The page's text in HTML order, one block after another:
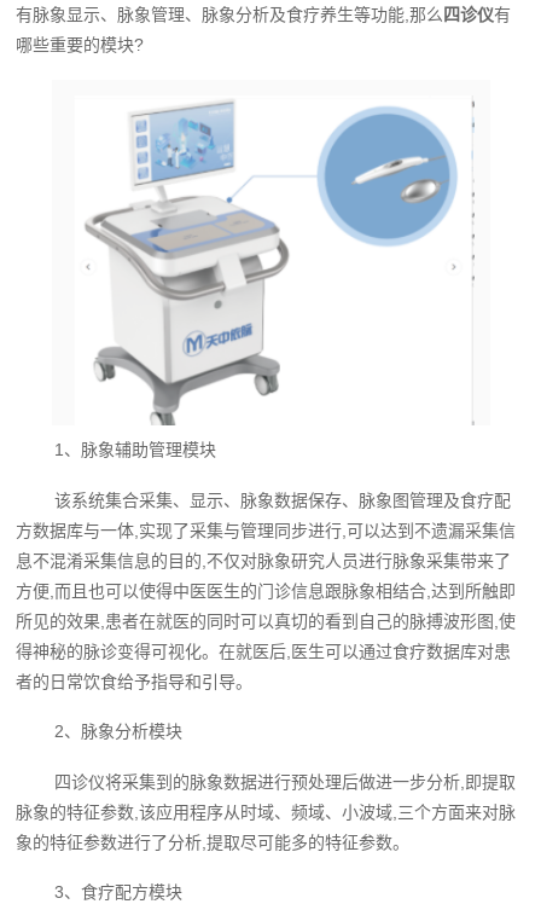
有脉象显示、脉象管理、脉象分析及食疗养生等功能,那么四诊仪有
哪些重要的模块?
1、脉象辅助管理模块
该系统集合采集、显示、脉象数据保存、脉象图管理及食疗配
方数据库与一体,实现了采集与管理同步进行,可以达到不遗漏采集信
息不混淆采集信息的目的,不仅对脉象研究人员进行脉象采集带来了
方便,而且也可以使得中医医生的门诊信息跟脉象相结合,达到所触即
所见的效果,患者在就医的同时可以真切的看到自己的脉搏波形图,使
得神秘的脉诊变得可视化。在就医后,医生可以通过食疗数据库对患
者的日常饮食给予指导和引导。
2、脉象分析模块
四诊仪将采集到的脉象数据进行预处理后做进一步分析,即提取
脉象的特征参数,该应用程序从时域、频域、小波域,三个方面来对脉
象的特征参数进行了分析,提取尽可能多的特征参数。
3、食疗配方模块